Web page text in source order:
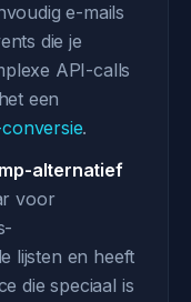
e-mails
die je
API-calls
een
.
alternatief
voor
lijsten en heeft
die speciaal is